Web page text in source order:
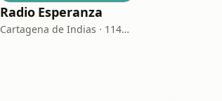
Radio Esperanza
Cartagena de Indias · 1140 AM